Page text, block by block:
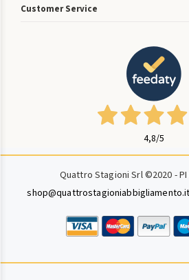
Customer Service
4,8/5
Quattro Stagioni Srl ©2020 - PI
shop@quattrostagioniabbigliamento.it